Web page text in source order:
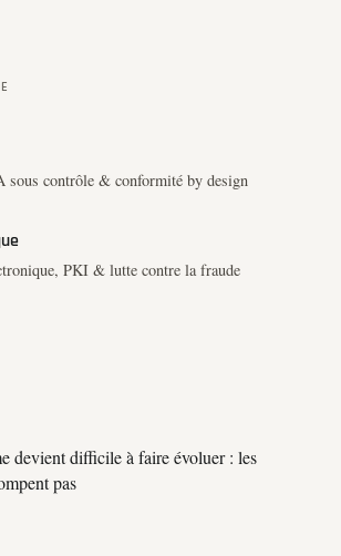
sous contrôle & conformité by design
PKI & lutte contre la fraude
devient difficile à faire évoluer : les
pas